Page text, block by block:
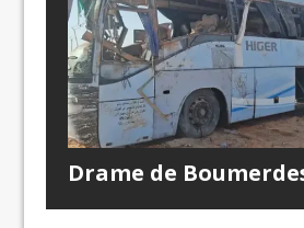
Drame de